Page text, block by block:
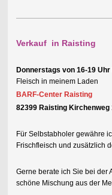
Verkauf in Raisting
Donnerstags von 16-19 Uhr
Fleisch in meinem Laden
BARF-Center Raisting
82399 Raisting Kirchenweg
Für Selbstabholer gewähre
Frischfleisch und zusätzlich
Gerne berate ich Sie bei der
schöne Mischung aus der